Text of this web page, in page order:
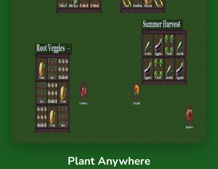
Plant Anywhere